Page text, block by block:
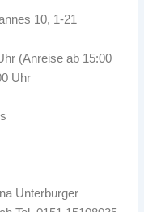
10, 1-21
(Anreise ab 15:00
Uhr
Unterburger